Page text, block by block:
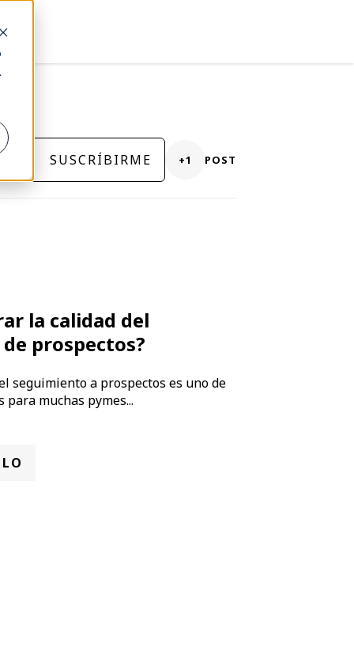
SUSCRÍBIRME +1 POST
la calidad del
prospectos?
seguimiento a prospectos es uno de
muchas pymes...